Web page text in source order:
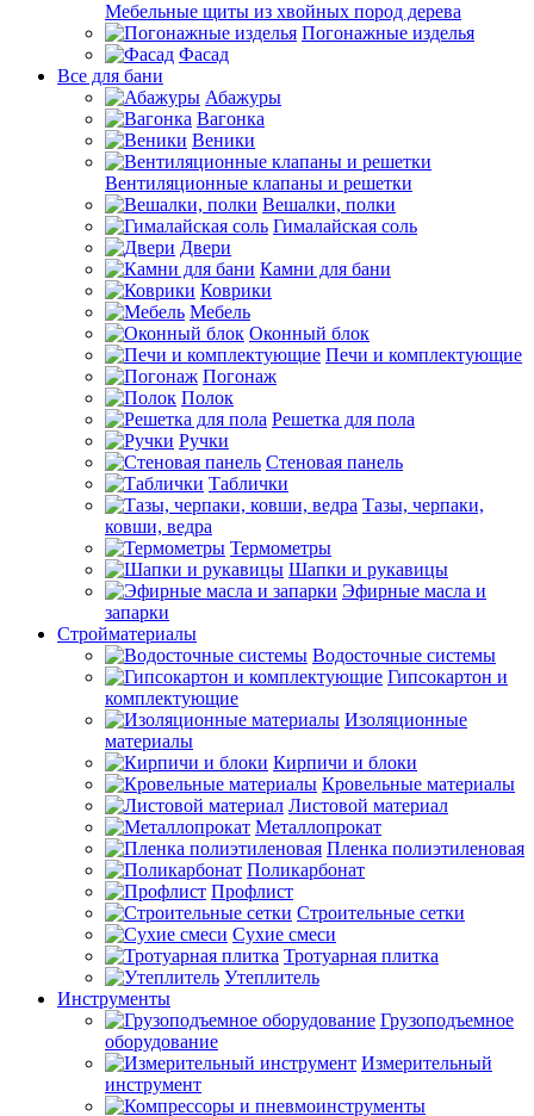
Мебельные щиты из хвойных пород дерева
Погонажные изделья
Фасад
Все для бани
Абажуры
Вагонка
Веники
Вентиляционные клапаны и решетки
Вешалки, полки
Гималайская соль
Двери
Камни для бани
Коврики
Мебель
Оконный блок
Печи и комплектующие
Погонаж
Полок
Решетка для пола
Ручки
Стеновая панель
Таблички
Тазы, черпаки,
ковши, ведра
Термометры
Шапки и рукавицы
Эфирные масла и
запарки
Стройматериалы
Водосточные системы
Гипсокартон и
комплектующие
Изоляционные
материалы
Кирпичи и блоки
Кровельные материалы
Листовой материал
Металлопрокат
Пленка полиэтиленовая
Поликарбонат
Профлист
Строительные сетки
Сухие смеси
Тротуарная плитка
Утеплитель
Инструменты
Грузоподъемное
оборудование
Измерительный
инструмент